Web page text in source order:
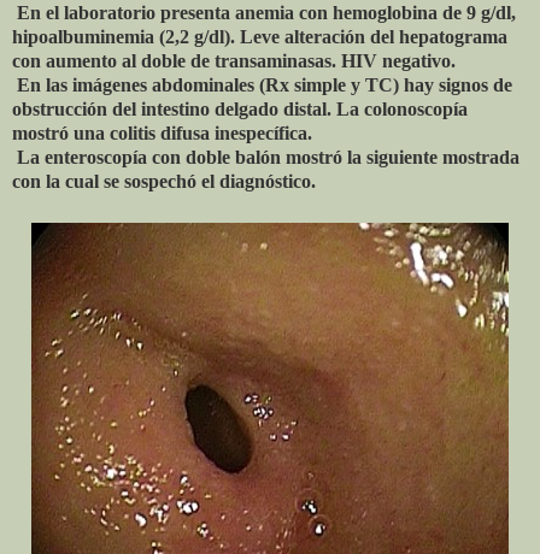
En el laboratorio presenta anemia con hemoglobina de 9 g/dl,
hipoalbuminemia (2,2 g/dl). Leve alteración del hepatograma
con aumento al doble de transaminasas. HIV negativo.
En las imágenes abdominales (Rx simple y TC) hay signos de
obstrucción del intestino delgado distal. La colonoscopía
mostró una colitis difusa inespecífica.
La enteroscopía con doble balón mostró la siguiente mostrada
con la cual se sospechó el diagnóstico.